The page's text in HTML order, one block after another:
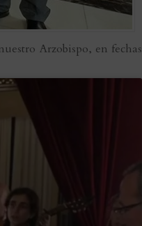
Arzobispo, en fechas